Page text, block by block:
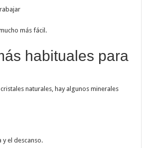
más fácil.
habituales para
naturales, hay algunos minerales
y el descanso.